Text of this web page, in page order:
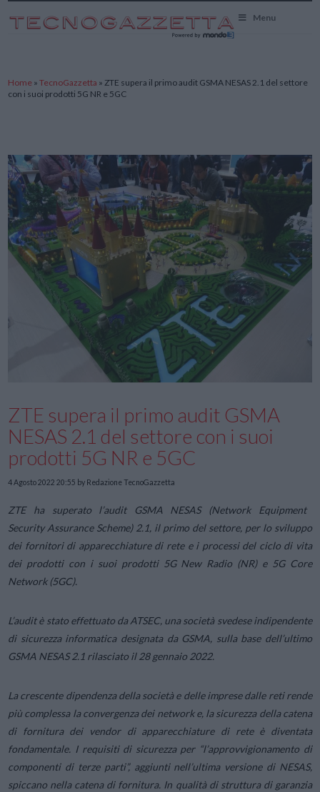
Menu
Home »TecnoGazzetta »ZTE supera il primo audit GSMA NESAS 2.1 del settore
con i suoi prodotti 5G NR e 5GC
ZTE supera il primo audit GSMA
NESAS 2.1 del settore con i suoi
prodotti 5G NR e 5GC
4 Agosto 2022 20:55 by Redazione TecnoGazzetta
ZTE ha superato l’audit GSMA NESAS (Network Equipment
Security Assurance Scheme) 2.1, il primo del settore, per lo sviluppo
dei fornitori di apparecchiature di rete e i processi del ciclo di vita
dei prodotti con i suoi prodotti 5G New Radio (NR) e 5G Core
Network (5GC).
L’audit è stato effettuato da ATSEC, una società svedese indipendente
di sicurezza informatica designata da GSMA, sulla base dell’ultimo
GSMA NESAS 2.1 rilasciato il 28 gennaio 2022.
La crescente dipendenza della società e delle imprese dalle reti rende
più complessa la convergenza dei network e, la sicurezza della catena
di fornitura dei vendor di apparecchiature di rete è diventata
fondamentale. I requisiti di sicurezza per “l’approvvigionamento di
componenti di terze parti”, aggiunti nell’ultima versione di NESAS,
spiccano nella catena di fornitura. In qualità di struttura di garanzia